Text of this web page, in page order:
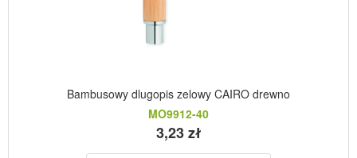
Bambusowy dlugopis zelowy CAIRO drewno
MO9912-40
3,23 zł